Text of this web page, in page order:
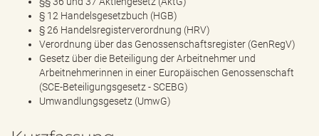
§ 12 Handelsgesetzbuch (HGB)
§ 26 Handelsregisterverordnung (HRV)
Verordnung über das Genossenschaftsregister (GenRegV)
Gesetz über die Beteiligung der Arbeitnehmer und
Arbeitnehmerinnen in einer Europäischen Genossenschaft
(SCE-Beteiligungsgesetz - SCEBG)
Umwandlungsgesetz (UmwG)